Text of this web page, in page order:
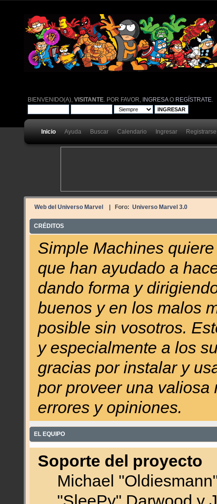
BIENVENIDO(A),VISITANTE . POR FAVOR, INGRESAO REGÍSTRATE
Inicio Ayuda Buscar Calendario Ingresar Registrarse
Web del Universo Marvel | Foro: Universo Marvel 3.0
CRÉDITOS
Simple Machines
que han ayudado a
dando forma y
buenos y en los malos
posible sin vosotros.
y especialmente a los
gracias por instalar y
por proveer una valiosa
errores y opiniones.
EL EQUIPO
Soporte del proyecto
Michael